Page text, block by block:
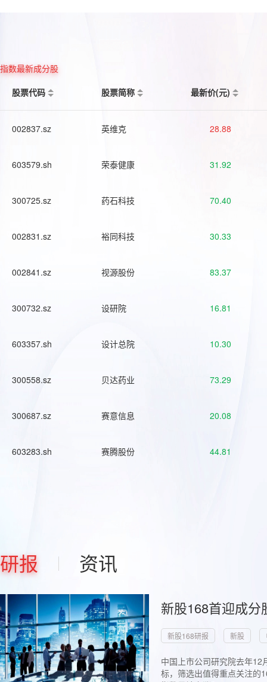
指数最新成分股
股票代码
股票简称 最新价(元)
002837.sz 英维克 28.88
603579.sh 荣泰健康 31.92
300725.sz 药石科技 70.40
002831.sz 裕同科技 30.33
002841.sz 视源股份 83.37
300732.sz 设研院 16.81
603357.sh 设计总院 10.30
300558.sz 贝达药业 73.29
300687.sz 赛意信息 20.08
603283.sh 赛腾股份 44.81
研报 资讯
新股168首迎成
新股168研报 新股
中国上市公司研究院去年
标，筛选出值得重点关注的